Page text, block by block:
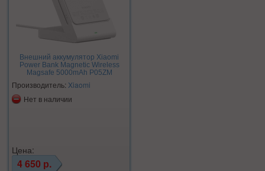
Внешний аккумулятор Xiaomi
Power Bank Magnetic Wireless
Magsafe 5000mAh P05ZM
Производитель: Xiaomi
Нет в наличии
Цена:
4 650 р.